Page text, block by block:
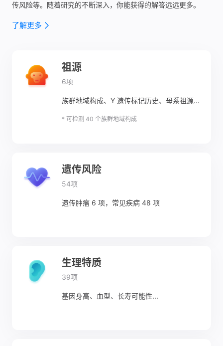
传风险等。 随着研究的不断深入，你能获得的解答远远更多。
了解更多
祖源
6项
族群地域构成、Y 遗传标记历史、母系祖源...
* 可检测 40 个族群地域构成
遗传风险
54项
遗传肿瘤 6 项，常见疾病 48 项
生理特质
39项
基因身高、血型、长寿可能性...